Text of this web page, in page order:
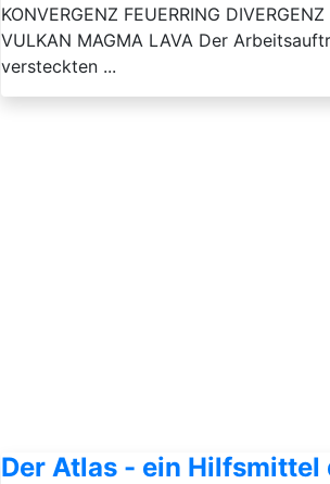
KONVERGENZ FEUERRING
VULKAN MAGMA LAVA Der
versteckten ...
Der Atlas - ein